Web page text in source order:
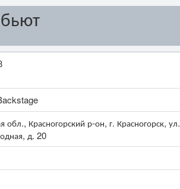
обл., Красногорский р-он, г. Красногорск, ул.
д. 20